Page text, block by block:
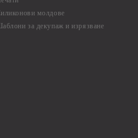
молдове
за декупаж и изрязване